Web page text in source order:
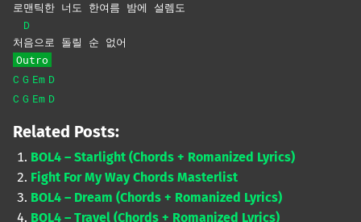
로맨틱한 너도 한여름 밤에 설렘도
처
D
음으로 돌릴 순 없어
Outro
C G Em D
C G Em D
Related Posts:
BOL4 – Starlight (Chords + Romanized Lyrics)
Fight For My Way Chords Masterlist
BOL4 – Dream (Chords + Romanized Lyrics)
BOL4 – Travel (Chords + Romanized Lyrics)